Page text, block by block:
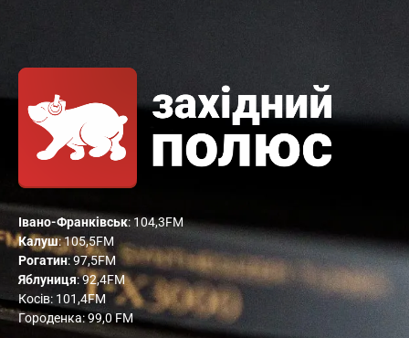
Івано-Франківськ: 104,3FM
Калуш: 105,5FM
Рогатин: 97,5FM
Яблуниця: 92,4FM
Косів: 101,4FM
Городенка: 99,0 FM